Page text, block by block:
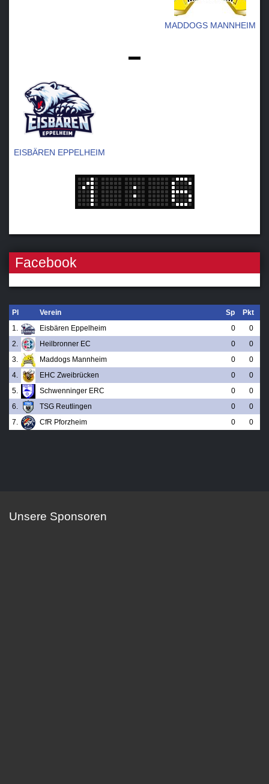
MADDOGS MANNHEIM
-
EISBÄREN EPPELHEIM
Facebook
Pl Verein Sp
Pkt
1.
Eisbären Eppelheim 0
0
2.
Heilbronner EC 0
0
3.
Maddogs Mannheim 0
0
4.
EHC Zweibrücken 0
0
5.
Schwenninger ERC 0
0
6.
TSG Reutlingen 0
0
7.
CfR Pforzheim 0 0
Unsere Sponsoren